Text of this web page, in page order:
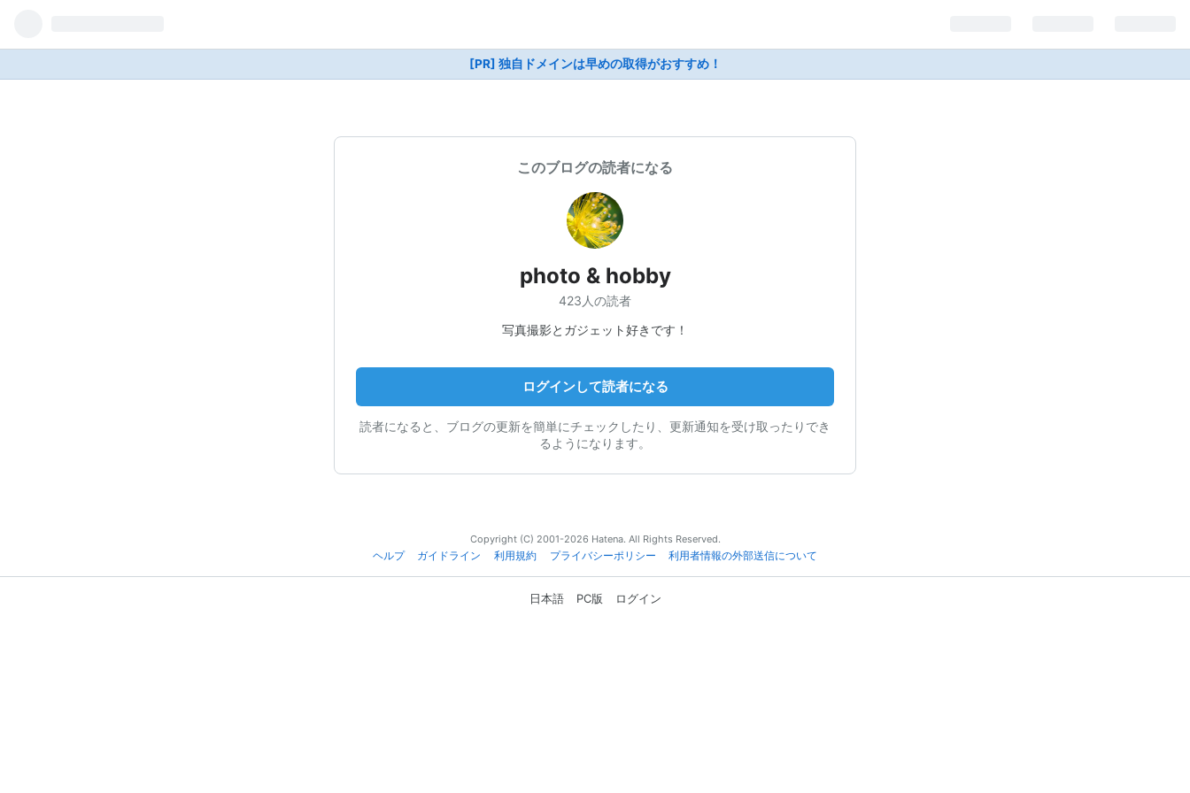
[PR] 独自ドメインは早めの取得がおすすめ！
このブログの読者になる
photo & hobby
423人の読者
写真撮影とガジェット好きです！
ログインして読者になる
読者になると、ブログの更新を簡単にチェックしたり、更新通知を受け取ったりでき
るようになります。
Copyright (C) 2001-2026 Hatena. All Rights Reserved.
ヘルプ
ガイドライン 利用規約 プライバシーポリシー 利用者情報の外部送信について
日本語 PC版 ログイン